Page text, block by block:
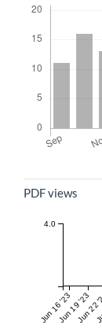
PDF views
Jun 16 '23Jun 19 '23
Jun
4.0